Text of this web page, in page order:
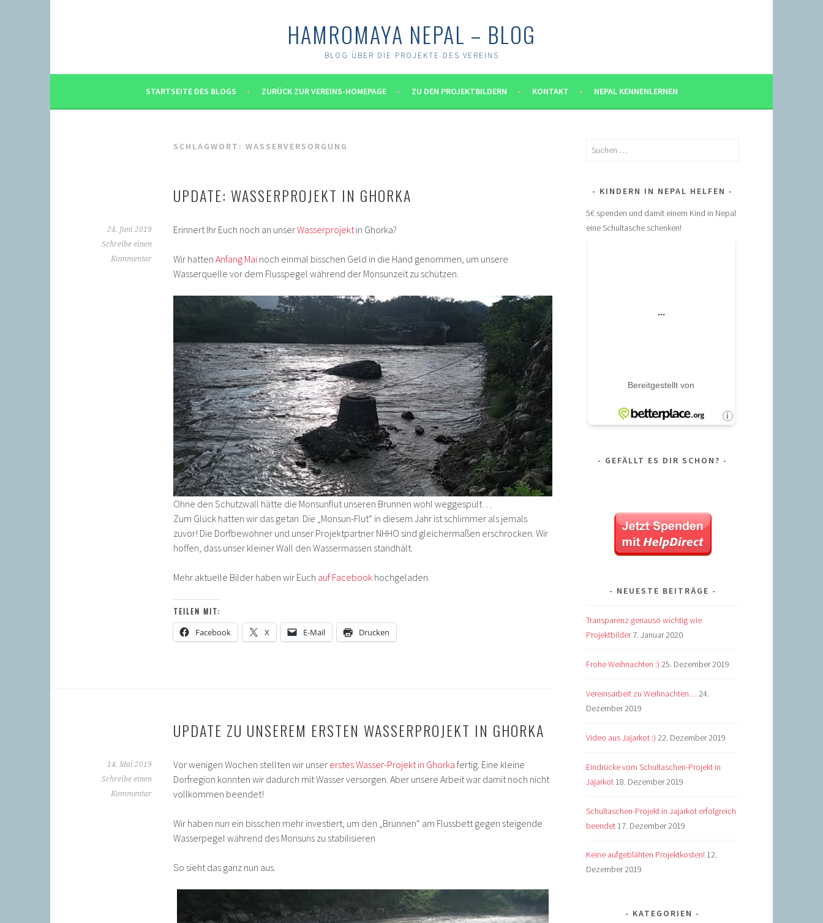
HAMROMAYA NEPAL – BLOG
BLOG ÜBER DIE PROJEKTE DES VEREINS
STARTSEITE DES BLOGS ZURÜCK ZUR VEREINS-HOMEPAGE ZU DEN PROJEKTBILDERN KONTAKT NEPAL KENNENLERNEN
SCHLAGWORT: WASSERVERSORGUNG
UPDATE: WASSERPROJEKT IN GHORKA
24. Juni 2019
Schreibe einen
Kommentar
Erinnert Ihr Euch noch an unserWasserprojektin Ghorka?
Wir hatten Anfang Mai noch einmal bisschen Geld in die Hand genommen, um unsere
Wasserquelle vor dem Flusspegel während der Monsunzeit zu schützen.
Ohne den Schutzwall hätte die Monsunflut unseren Brunnen wohl weggespült…
Zum Glück hatten wir das getan. Die „Monsun-Flut“ in diesem Jahr ist schlimmer als jemals
zuvor! Die Dorfbewohner und unser Projektpartner NHHO sind gleichermaßen erschrocken. Wir
hoffen, dass unser kleiner Wall den Wassermassen standhält.
Mehr aktuelle Bilder haben wir Euch auf Facebook hochgeladen.
TEILEN MIT:
Facebook X E-Mail Drucken
UPDATE ZU UNSEREM ERSTEN WASSERPROJEKT IN GHORKA
14. Mai 2019
Schreibe einen
Kommentar
Vor wenigen Wochen stellten wir unser erstes Wasser-Projekt in Ghorka fertig. Eine kleine
Dorfregion konnten wir dadurch mit Wasser versorgen. Aber unsere Arbeit war damit noch nicht
vollkommen beendet!
Wir haben nun ein bisschen mehr investiert, um den „Brunnen“ am Flussbett gegen steigende
Wasserpegel während des Monsuns zu stabilisieren
So sieht das ganz nun aus.
Suchen
KINDERN IN NEPAL HELFEN
5€ spenden und damit einem Kind in Nepal
eine Schultasche schenken!
GEFÄLLT ES DIR SCHON?
NEUESTE BEITRÄGE
Transparenz genauso wichtig wie
Projektbilder 7. Januar 2020
Frohe Weihnachten :) 25. Dezember 2019
Vereinsarbeit zu Weihnachten… 24.
Dezember 2019
Video aus Jajarkot :) 22. Dezember 2019
Eindrücke vom Schultaschen-Projekt in
Jajarkot 18. Dezember 2019
Schultaschen-Projekt in Jajarkot erfolgreich
beendet 17. Dezember 2019
Keine aufgeblähten Projektkosten! 12.
Dezember 2019
KATEGORIEN